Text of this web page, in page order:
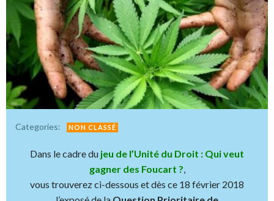
Categories: NON CLASSÉ
Dans le cadre du jeu de l’Unité du Droit : Qui veut
gagner des Foucart ?,
vous trouverez ci-dessous et dès ce 18 février 2018